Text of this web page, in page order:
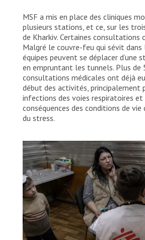
MSF a mis en place des cliniques
plusieurs stations, et ce, sur les
de Kharkiv. Certaines consultations
Malgré le couvre-feu qui sévit
équipes peuvent se déplacer d’une
en empruntant les tunnels. Plus de
consultations médicales ont déjà
début des activités, principalement
infections des voies respiratoires et
conséquences des conditions de
du stress.